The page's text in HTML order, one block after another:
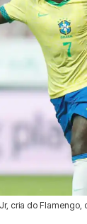
cria do